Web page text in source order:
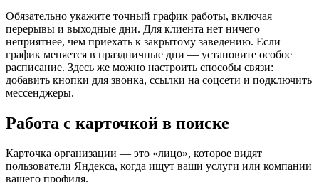
Обязательно укажите точный график работы, включая
перерывы и выходные дни. Для клиента нет ничего
неприятнее, чем приехать к закрытому заведению. Если
график меняется в праздничные дни — установите особое
расписание. Здесь же можно настроить способы связи:
добавить кнопки для звонка, ссылки на соцсети и подключить
мессенджеры.
Работа с карточкой в поиске
Карточка организации — это «лицо», которое видят
пользователи Яндекса, когда ищут ваши услуги или компании
вашего профиля.